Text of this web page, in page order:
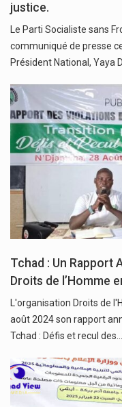
justice.
Le Parti Socialiste sans
communiqué de presse
Président National, Yaya
Tchad : Un Rapport
Droits de l’Homme
L'organisation Droits de
août 2024 son rapport
Tchad : Défis et recul des…